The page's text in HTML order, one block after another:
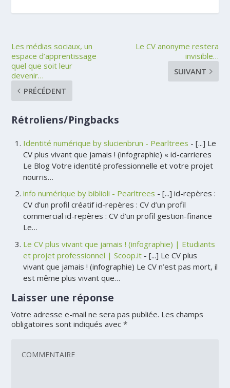
Les médias sociaux, un
espace d’apprentissage
quel que soit leur
devenir…
PRÉCÉDENT
Le CV anonyme restera
invisible…
SUIVANT
Rétroliens/Pingbacks
Identité numérique by slucienbrun - Pearltrees - [...] Le
CV plus vivant que jamais ! (infographie) « id-carrieres
Le Blog Votre identité professionnelle et votre projet
nourris…
info numérique by biblioli - Pearltrees - [...] id-repères :
CV d’un profil créatif id-repères : CV d’un profil
commercial id-repères : CV d’un profil gestion-finance
Le…
Le CV plus vivant que jamais ! (infographie) | Etudiants
et projet professionnel | Scoop.it- [...] Le CV plus
vivant que jamais ! (infographie) Le CV n’est pas mort, il
est même plus vivant que…
Laisser une réponse
Votre adresse e-mail ne sera pas publiée. Les champs
obligatoires sont indiqués avec*